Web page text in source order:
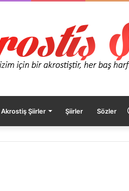
Akrostiş Şiirler Şiirler Sözler